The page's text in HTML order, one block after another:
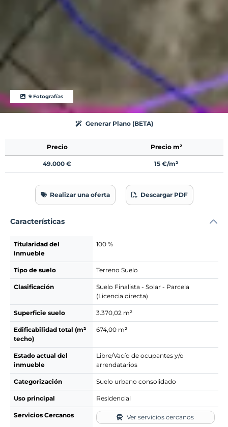
9 Fotografías
Generar Plano (BETA)
Precio Precio m²
49.000 € 15 €/m²
Realizar una oferta Descargar PDF
Características
Titularidad del
Inmueble
100 %
Tipo de suelo Terreno Suelo
Clasificación
Suelo Finalista - Solar - Parcela
(Licencia directa)
Superficie suelo 3.370,02 m²
Edificabilidad total (m²
techo)
674,00 m²
Estado actual del
inmueble
Libre/Vacío de ocupantes y/o
arrendatarios
Categorización Suelo urbano consolidado
Uso principal Residencial
Servicios Cercanos Ver servicios cercanos